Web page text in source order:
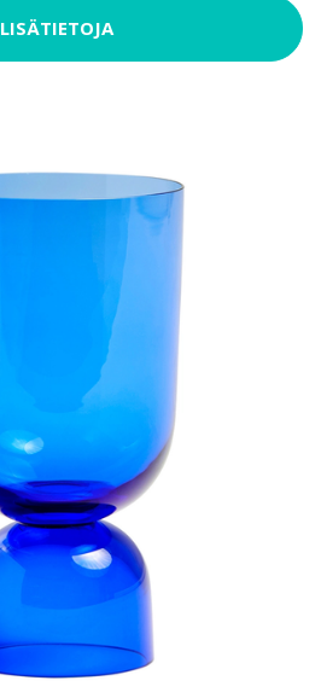
LISÄTIETOJA